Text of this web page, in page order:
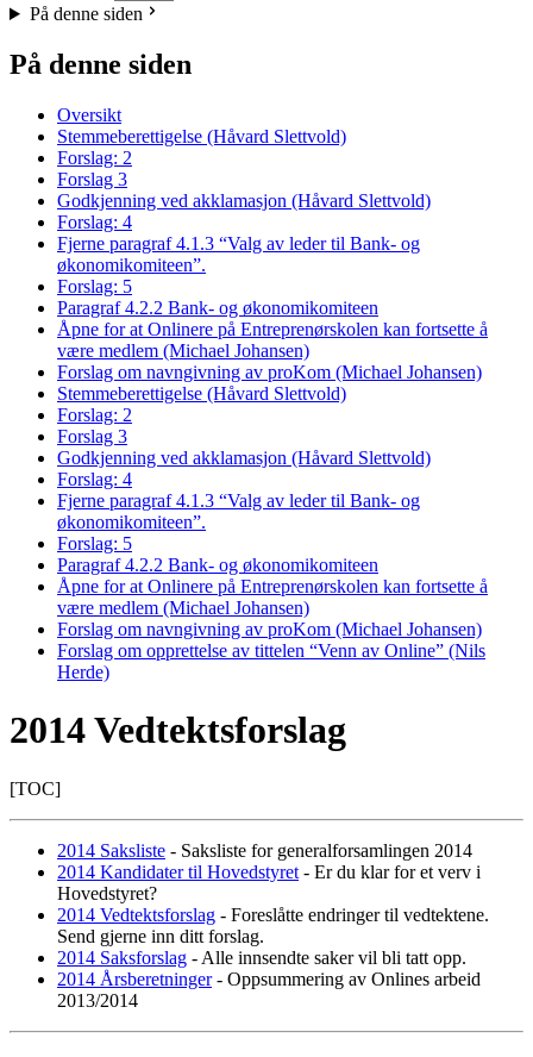
På denne siden
På denne siden
Oversikt
Stemmeberettigelse (Håvard Slettvold)
Forslag: 2
Forslag 3
Godkjenning ved akklamasjon (Håvard Slettvold)
Forslag: 4
Fjerne paragraf 4.1.3 “Valg av leder til Bank- og
økonomikomiteen”.
Forslag: 5
Paragraf 4.2.2 Bank- og økonomikomiteen
Åpne for at Onlinere på Entreprenørskolen kan fortsette å
være medlem (Michael Johansen)
Forslag om navngivning av proKom (Michael Johansen)
Stemmeberettigelse (Håvard Slettvold)
Forslag: 2
Forslag 3
Godkjenning ved akklamasjon (Håvard Slettvold)
Forslag: 4
Fjerne paragraf 4.1.3 “Valg av leder til Bank- og
økonomikomiteen”.
Forslag: 5
Paragraf 4.2.2 Bank- og økonomikomiteen
Åpne for at Onlinere på Entreprenørskolen kan fortsette å
være medlem (Michael Johansen)
Forslag om navngivning av proKom (Michael Johansen)
Forslag om opprettelse av tittelen “Venn av Online” (Nils
Herde)
2014 Vedtektsforslag
[TOC]
2014 Saksliste - Saksliste for generalforsamlingen 2014
2014 Kandidater til Hovedstyret - Er du klar for et verv i
Hovedstyret?
2014 Vedtektsforslag - Foreslåtte endringer til vedtektene.
Send gjerne inn ditt forslag.
2014 Saksforslag - Alle innsendte saker vil bli tatt opp.
2014 Årsberetninger- Oppsummering av Onlines arbeid
2013/2014